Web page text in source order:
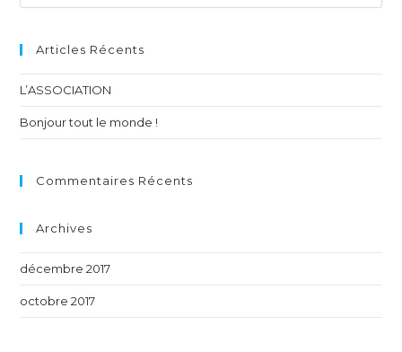
Articles Récents
L’ASSOCIATION
Bonjour tout le monde !
Commentaires Récents
Archives
décembre 2017
octobre 2017